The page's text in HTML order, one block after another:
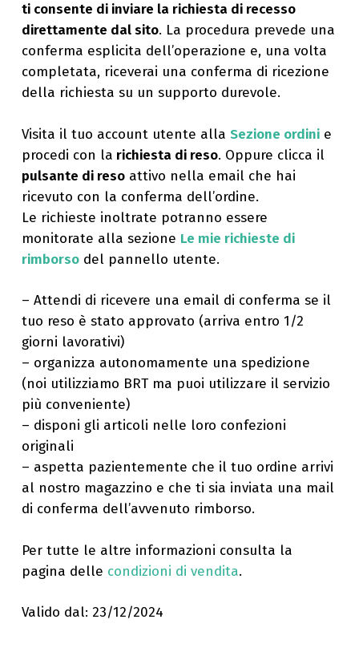
ti consente di inviare la richiesta di recesso
direttamente dal sito. La procedura prevede una
conferma esplicita dell’operazione e, una volta
completata, riceverai una conferma di ricezione
della richiesta su un supporto durevole.
Visita il tuo account utente alla Sezione ordinie
procedi con la richiesta di reso. Oppure clicca il
pulsante di resoattivo nella email che hai
ricevuto con la conferma dell’ordine.
Le richieste inoltrate potranno essere
monitorate alla sezione Le mie richieste di
rimborsodel pannello utente.
– Attendi di ricevere una email di conferma se il
tuo reso è stato approvato (arriva entro 1/2
giorni lavorativi)
– organizza autonomamente una spedizione
(noi utilizziamo BRT ma puoi utilizzare il servizio
più conveniente)
– disponi gli articoli nelle loro confezioni
originali
– aspetta pazientemente che il tuo ordine arrivi
al nostro magazzino e che ti sia inviata una mail
di conferma dell’avvenuto rimborso.
Per tutte le altre informazioni consulta la
pagina delle condizioni di vendita.
Valido dal: 23/12/2024